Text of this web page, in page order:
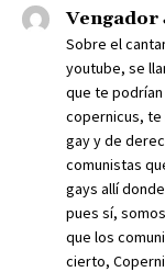
Vengador
Sobre el
youtube, se
que te
copernicus, te
gay y de
comunistas
gays allí
pues sí,
que los
cierto,